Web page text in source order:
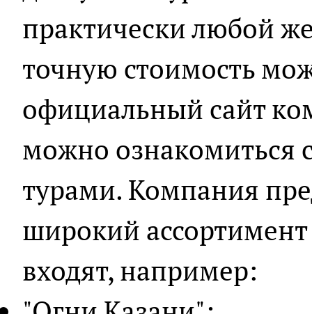
практически любой
точную стоимость
официальный сайт
можно ознакомиться
турами. Компания
широкий
входят, например: